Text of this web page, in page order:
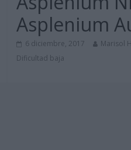
Asplenium
6 diciembre, 2017 Marisol
Dificultad baja